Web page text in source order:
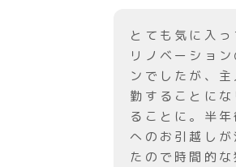
とても気に入
リノベーション
ンでしたが、
勤することに
ることに。半
へのお引越し
たので時間的な